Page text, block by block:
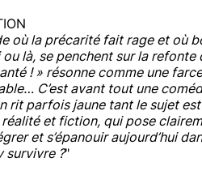
où la précarité fait rage et où
là, se penchent sur la refonte
! » résonne comme une
C’est avant tout une
rit parfois jaune tant le sujet
et fiction, qui pose
et s’épanouir aujourd’hui
survivre ?"